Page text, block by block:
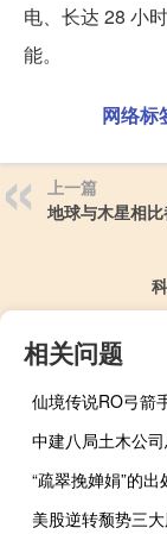
电、长达 28 小
能。
网络标
上一篇
地球与木星相比
相关问题
“疏翠挽婵娟”的出